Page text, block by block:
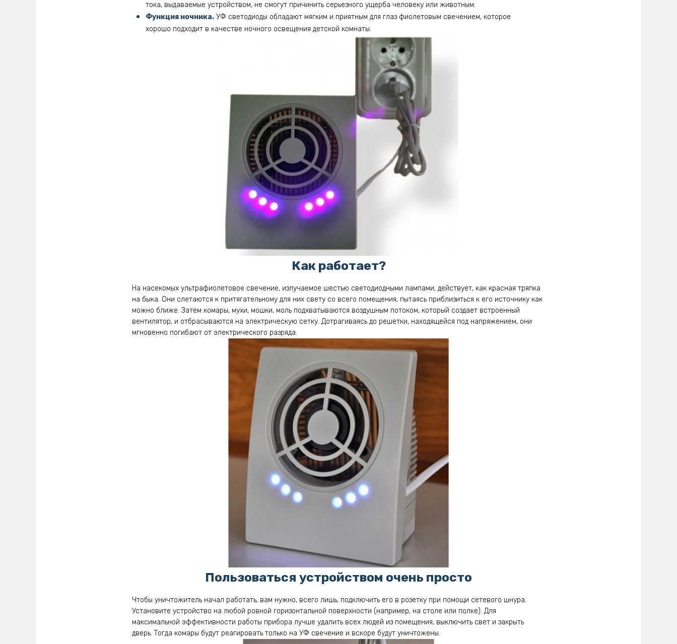
тока, выдаваемые устройством, не смогут причинить серьезного ущерба человеку или животным.
Функция ночника.УФ светодиоды обладают мягким и приятным для глаз фиолетовым свечением, которое
хорошо подходит в качестве ночного освещения детской комнаты.
Как работает?
На насекомых ультрафиолетовое свечение, излучаемое шестью светодиодными лампами, действует, как красная тряпка
на быка. Они слетаются к притягательному для них свету со всего помещения, пытаясь приблизиться к его источнику как
можно ближе. Затем комары, мухи, мошки, моль подхватываются воздушным потоком, который создает встроенный
вентилятор, и отбрасываются на электрическую сетку. Дотрагиваясь до решетки, находящейся под напряжением, они
мгновенно погибают от электрического разряда.
Пользоваться устройством очень просто
Чтобы уничтожитель начал работать, вам нужно, всего лишь, подключить его в розетку при помощи сетевого шнура.
Установите устройство на любой ровной горизонтальной поверхности (например, на столе или полке). Для
максимальной эффективности работы прибора лучше удалить всех людей из помещения, выключить свет и закрыть
дверь. Тогда комары будут реагировать только на УФ свечение и вскоре будут уничтожены.